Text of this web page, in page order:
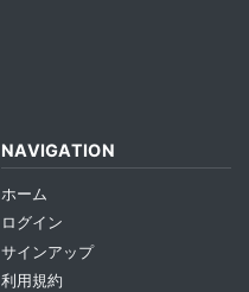
NAVIGATION
ホーム
ログイン
サインアップ
利用規約